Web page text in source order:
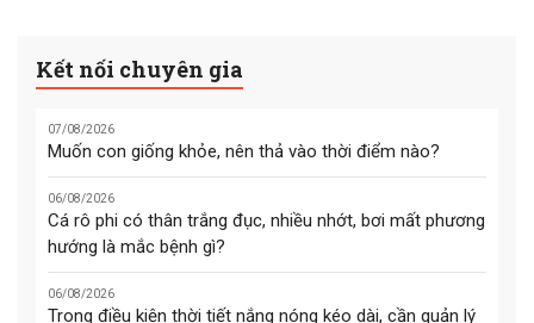
Kết nối chuyên gia
07/08/2026
Muốn con giống khỏe, nên thả vào thời điểm nào?
06/08/2026
Cá rô phi có thân trắng đục, nhiều nhớt, bơi mất phương
hướng là mắc bệnh gì?
06/08/2026
Trong điều kiện thời tiết nắng nóng kéo dài, cần quản lý